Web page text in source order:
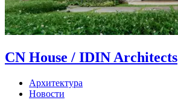
CN House / IDIN Architects
Архитектура
Новости